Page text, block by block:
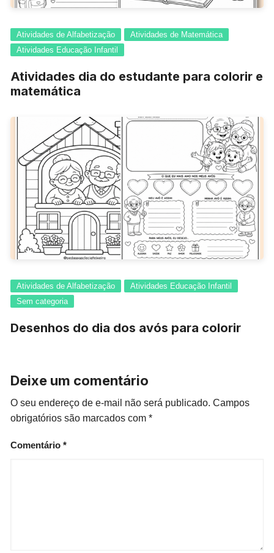
Atividades de Alfabetização
Atividades de Matemática
Atividades Educação Infantil
Atividades dia do estudante para colorir e
matemática
Atividades de Alfabetização
Atividades Educação Infantil
Sem categoria
Desenhos do dia dos avós para colorir
Deixe um comentário
O seu endereço de e-mail não será publicado. Campos
obrigatórios são marcados com*
Comentário*